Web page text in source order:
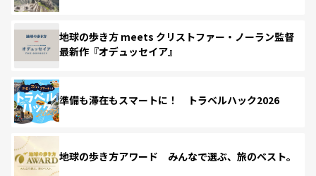
地球の歩き方 meets クリストファー・ノーラン監督
最新作『オデュッセイア』
準備も滞在もスマートに！ トラベルハック2026
地球の歩き方アワード みんなで選ぶ、旅のベスト。